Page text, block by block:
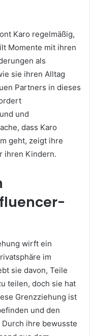
Karo regelmäßig,
Momente mit ihren
als
sie ihren Alltag
Partners in dieses
und
dass Karo
geht, zeigt ihre
ihren Kindern.
wirft ein
im
sie davon, Teile
teilen, doch sie hat
Grenzziehung ist
und den
ihre bewusste